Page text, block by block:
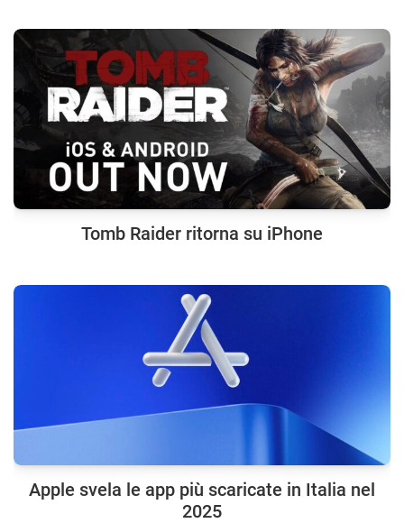
Tomb Raider ritorna su iPhone
Apple svela le app più scaricate in Italia nel
2025